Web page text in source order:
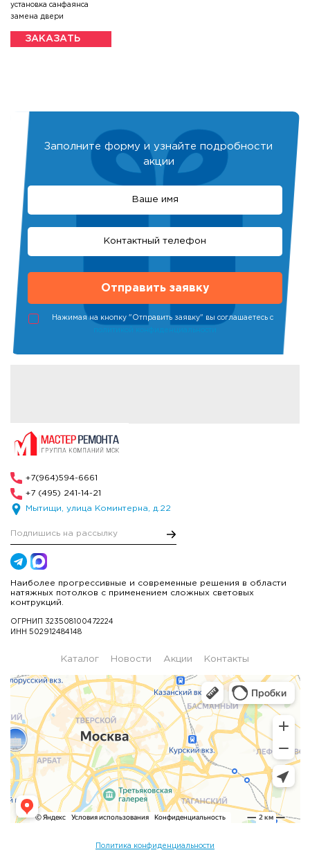
установка санфаянса
замена двери
ЗАКАЗАТЬ
Заполните форму и узнайте подробности
акции
Нажимая на кнопку "Отправить заявку" вы соглашаетесь с
политикой конфиденциальности
+7(964)594-6661
+7 (495) 241-14-21
Мытищи, улица Коминтерна, д.22
Наиболее прогрессивные и современные решения в области
натяжных потолков с применением сложных световых
контрукций.
ОГРНИП 323508100472224
ИНН 502912484148
Каталог Новости Акции Контакты
Политика конфиденциальности